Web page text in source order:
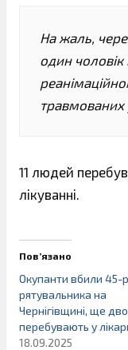
На жаль,
один
травмованих
11 людей
лікуванні.
Пов’язано
Окупанти вбили 45-
рятувальника на
Чернігівщині, ще
перебувають у
18.09.2025